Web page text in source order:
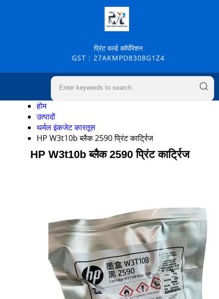
प्रिंट वर्ल्ड कॉर्पोरेशन
GST : 27AKMPD8308G1Z4
होम
उत्पादों
थर्मल इंकजेट कारतूस
HP W3t10b ब्लैक 2590 प्रिंट कार्ट्रिज
HP W3t10b ब्लैक 2590 प्रिंट कार्ट्रिज